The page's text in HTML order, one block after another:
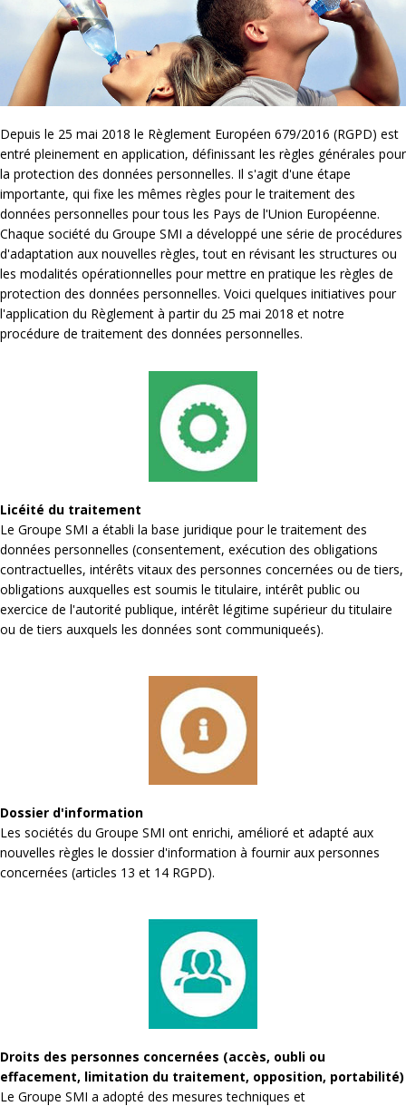
Depuis le 25 mai 2018 le Règlement Européen 679/2016 (RGPD) est
entré pleinement en application, définissant les règles générales pour
la protection des données personnelles. Il s'agit d'une étape
importante, qui fixe les mêmes règles pour le traitement des
données personnelles pour tous les Pays de l'Union Européenne.
Chaque société du Groupe SMI a développé une série de procédures
d'adaptation aux nouvelles règles, tout en révisant les structures ou
les modalités opérationnelles pour mettre en pratique les règles de
protection des données personnelles. Voici quelques initiatives pour
l'application du Règlement à partir du 25 mai 2018 et notre
procédure de traitement des données personnelles.
Licéité du traitement
Le Groupe SMI a établi la base juridique pour le traitement des
données personnelles (consentement, exécution des obligations
contractuelles, intérêts vitaux des personnes concernées ou de tiers,
obligations auxquelles est soumis le titulaire, intérêt public ou
exercice de l'autorité publique, intérêt légitime supérieur du titulaire
ou de tiers auxquels les données sont communiqueés).
Dossier d'information
Les sociétés du Groupe SMI ont enrichi, amélioré et adapté aux
nouvelles règles le dossier d'information à fournir aux personnes
concernées (articles 13 et 14 RGPD).
Droits des personnes concernées (accès, oubli ou
effacement, limitation du traitement, opposition, portabilité)
Le Groupe SMI a adopté des mesures techniques et